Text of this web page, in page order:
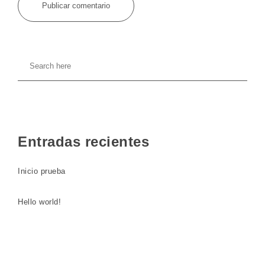
Entradas recientes
Inicio prueba
Hello world!